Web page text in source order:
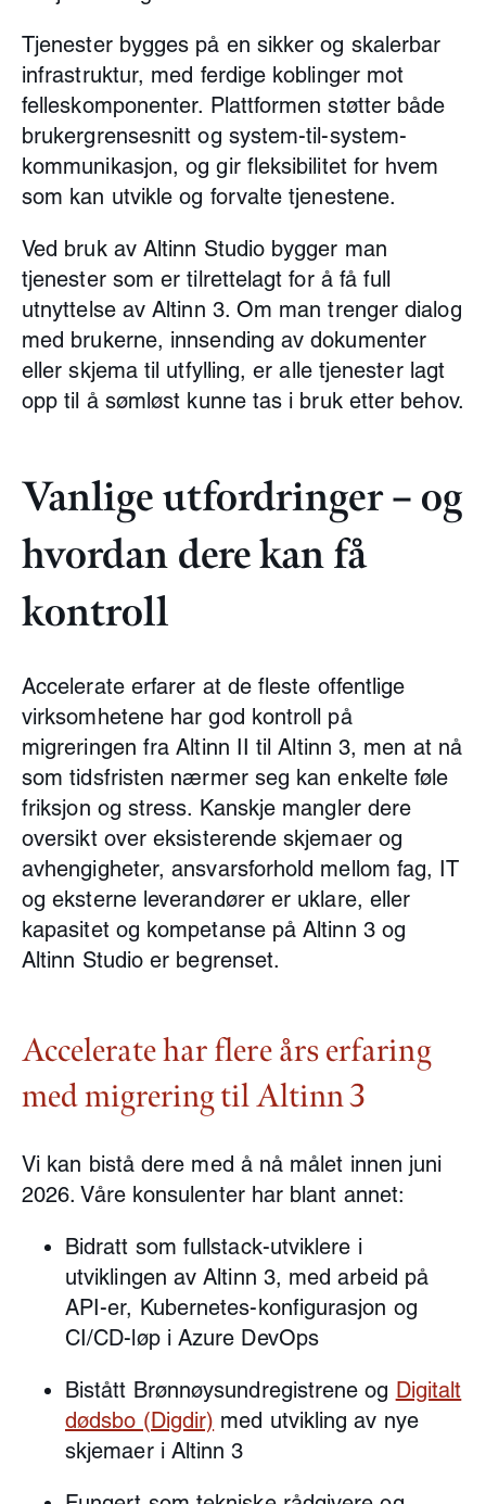
Tjenester bygges på en sikker og skalerbar
infrastruktur, med ferdige koblinger mot
felleskomponenter. Plattformen støtter både
brukergrensesnitt og system-til-system-
kommunikasjon, og gir fleksibilitet for hvem
som kan utvikle og forvalte tjenestene.
Ved bruk av Altinn Studio bygger man
tjenester som er tilrettelagt for å få full
utnyttelse av Altinn 3. Om man trenger dialog
med brukerne, innsending av dokumenter
eller skjema til utfylling, er alle tjenester lagt
opp til å sømløst kunne tas i bruk etter behov.
Vanlige utfordringer – og
hvordan dere kan få
kontroll
Accelerate erfarer at de fleste offentlige
virksomhetene har god kontroll på
migreringen fra Altinn II til Altinn 3, men at nå
som tidsfristen nærmer seg kan enkelte føle
friksjon og stress. Kanskje mangler dere
oversikt over eksisterende skjemaer og
avhengigheter, ansvarsforhold mellom fag, IT
og eksterne leverandører er uklare, eller
kapasitet og kompetanse på Altinn 3 og
Altinn Studio er begrenset.
Accelerate har flere års erfaring
med migrering til Altinn 3
Vi kan bistå dere med å nå målet innen juni
2026. Våre konsulenter har blant annet:
Bidratt som fullstack-utviklere i
utviklingen av Altinn 3, med arbeid på
API-er, Kubernetes-konfigurasjon og
CI/CD-løp i Azure DevOps
Bistått Brønnøysundregistrene og Digitalt
dødsbo (Digdir) med utvikling av nye
skjemaer i Altinn 3